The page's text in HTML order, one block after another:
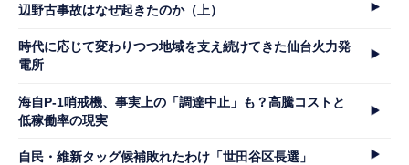
辺野古事故はなぜ起きたのか（上）
時代に応じて変わりつつ地域を支え続けてきた仙台火力発
電所
海自P-1哨戒機、事実上の「調達中止」も？高騰コストと
低稼働率の現実
自民・維新タッグ候補敗れたわけ「世田谷区長選」